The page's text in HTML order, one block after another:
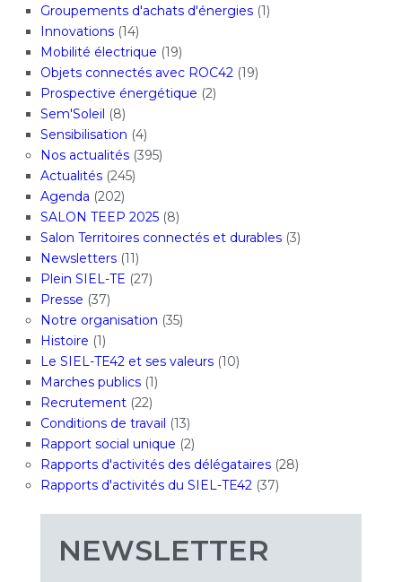
Groupements d'achats d'énergies(1)
Innovations(14)
Mobilité électrique (19)
Objets connectés avec ROC42(19)
Prospective énergétique (2)
Sem'Soleil (8)
Sensibilisation (4)
Nos actualités(395)
Actualités(245)
Agenda (202)
SALON TEEP 2025(8)
Salon Territoires connectés et durables(3)
Newsletters(11)
Plein SIEL-TE (27)
Presse (37)
Notre organisation (35)
Histoire (1)
Le SIEL-TE42 et ses valeurs(10)
Marches publics(1)
Recrutement(22)
Conditions de travail (13)
Rapport social unique (2)
Rapports d'activités des délégataires(28)
Rapports d'activités du SIEL-TE42(37)
NEWSLETTER